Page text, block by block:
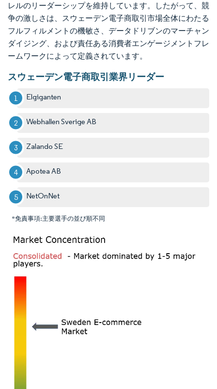
レルのリーダーシップを維持しています。したがって、競
争の激しさは、スウェーデン電子商取引市場全体にわたる
フルフィルメントの機敏さ、データドリブンのマーチャン
ダイジング、および責任ある消費者エンゲージメントフレ
ームワークによって定義されています。
スウェーデン電子商取引業界リーダー
Elgiganten
Webhallen Sverige AB
Zalando SE
Apotea AB
NetOnNet
*免責事項:主要選手の並び順不同